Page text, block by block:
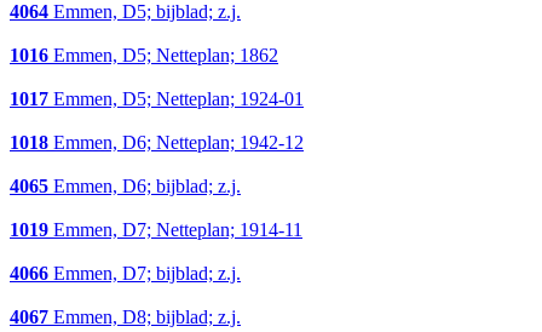
4064 Emmen, D5; bijblad; z.j.
1016 Emmen, D5; Netteplan; 1862
1017 Emmen, D5; Netteplan; 1924-01
1018 Emmen, D6; Netteplan; 1942-12
4065 Emmen, D6; bijblad; z.j.
1019 Emmen, D7; Netteplan; 1914-11
4066 Emmen, D7; bijblad; z.j.
4067 Emmen, D8; bijblad; z.j.